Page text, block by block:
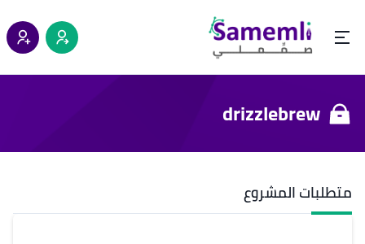
drizzlebrew
متطلبات المشروع